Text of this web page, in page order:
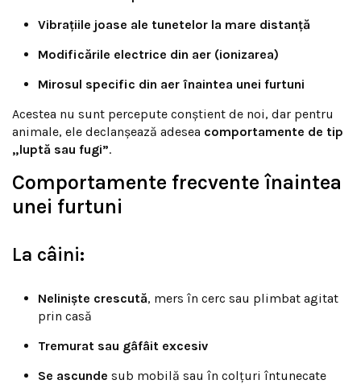
Vibrațiile joase ale tunetelor la mare distanță
Modificările electrice din aer (ionizarea)
Mirosul specific din aer înaintea unei furtuni
Acestea nu sunt percepute conștient de noi, dar pentru
animale, ele declanșează adesea comportamente de tip
„luptă sau fugi”.
Comportamente frecvente înaintea
unei furtuni
La câini:
Neliniște crescută, mers în cerc sau plimbat agitat
prin casă
Tremurat sau gâfâit excesiv
Se ascunde sub mobilă sau în colțuri întunecate